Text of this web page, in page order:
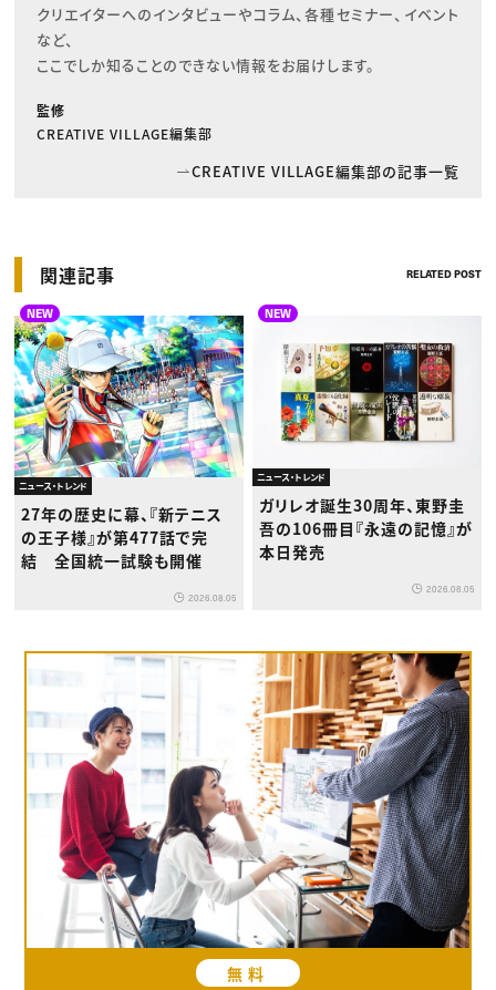
クリエイターへのインタビューやコラム、各種セミナー、イベント
など、
ここでしか知ることのできない情報をお届けします。
監修
CREATIVE VILLAGE編集部
CREATIVE VILLAGE編集部の記事一覧
関連記事 RELATED POST
NEW
ニュース・トレンド
27年の歴史に幕、『新テニス
の王子様』が第477話で完
結 全国統一試験も開催
2026.08.05
NEW
ニュース・トレンド
ガリレオ誕生30周年、東野圭
吾の106冊目『永遠の記憶』が
本日発売
2026.08.05
無料